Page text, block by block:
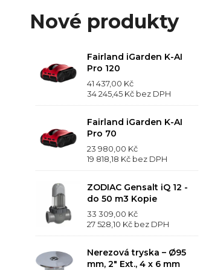
Nové produkty
Fairland iGarden K-AI
Pro 120
41 437,00 Kč
34 245,45 Kč bez DPH
Fairland iGarden K-AI
Pro 70
23 980,00 Kč
19 818,18 Kč bez DPH
ZODIAC Gensalt iQ 12 -
do 50 m3 Kopie
33 309,00 Kč
27 528,10 Kč bez DPH
Nerezová tryska – Ø95
mm, 2" Ext., 4 x 6 mm